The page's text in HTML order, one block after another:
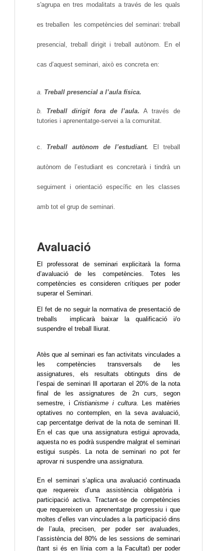
s'agrupa en tres modalitats a través de les quals
es treballen  les competències del seminari: treball
presencial, treball dirigit i treball autònom. En el
cas d’aquest seminari, això es concreta en:
a. Treball presencial a l’aula física.
b. Treball dirigit fora de l’aula.
A través de
tutories i aprenentatge-servei a la comunitat.
c. Treball autònom de l’estudiant. El treball
autònom de l’estudiant es concretarà i tindrà un
seguiment i orientació específic en les classes
amb tot el grup de seminari.
Avaluació
El professorat de seminari explicitarà la forma
d’avaluació de les competències. Totes les
competències es consideren crítiques per poder
superar el Seminari.
El fet de no seguir la normativa de presentació de
treballs
implicarà baixar la qualificació i/o
suspendre el treball lliurat.
Atès que al seminari es fan activitats vinculades a
les competències transversals de les
assignatures, els resultats obtinguts dins de
l’espai de seminari lll aportaran el 20% de la nota
final de les assignatures de 2n curs, segon
semestre, i Cristianisme i cultura. Les matèries
optatives no contemplen, en la seva avaluació,
En el cas que una assignatura estigui aprovada,
aquesta no es podrà suspendre malgrat el seminari
estigui suspès. La nota de seminari no pot fer
aprovar ni suspendre una assignatura.
En el seminari s’aplica una avaluació continuada
que requereix d’una assistència obligatòria i
participació activa. Tractant-se de competències
que requereixen un aprenentatge progressiu i que
moltes d’elles van vinculades a la participació dins
de l’aula, precisen, per poder ser avaluades,
l’assistència del 80% de les sessions de seminari
(tant si és en línia com a la Facultat) per poder